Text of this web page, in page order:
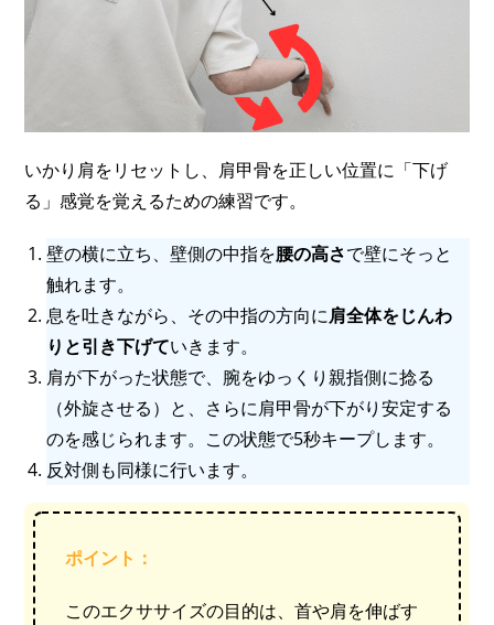
いかり肩をリセットし、肩甲骨を正しい位置に「下げ
る」感覚を覚えるための練習です。
壁の横に立ち、壁側の中指を腰の高さで壁にそっと
触れます。
息を吐きながら、その中指の方向に肩全体をじんわ
りと引き下げていきます。
肩が下がった状態で、腕をゆっくり親指側に捻る
（外旋させる）と、さらに肩甲骨が下がり安定する
のを感じられます。この状態で5秒キープします。
反対側も同様に行います。
ポイント：
このエクササイズの目的は、首や肩を伸ばす